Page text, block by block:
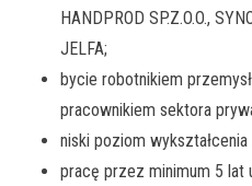
HANDPROD SP.Z.O.O.,
JELFA;
bycie robotnikiem
pracownikiem sektora
niski poziom
pracę przez minimum 5 lat